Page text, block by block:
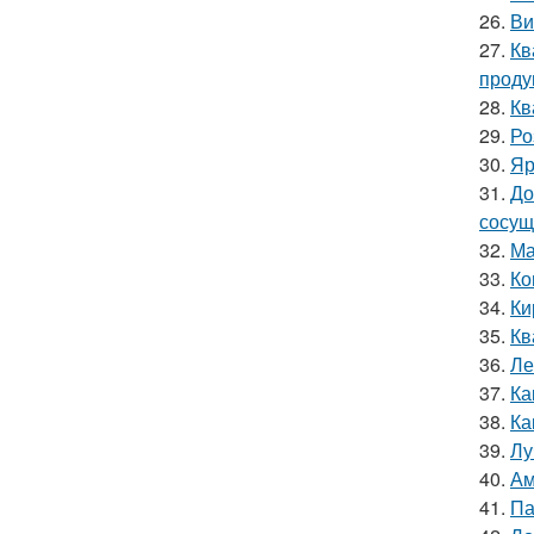
26.
27.
28.
29.
30.
31.
32.
33.
34.
35.
36.
37.
38.
39.
40.
41.